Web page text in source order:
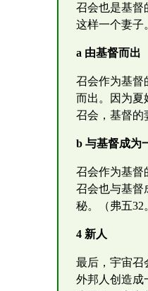
召会也是基督
这样一个妻子
a 由基督而出
召会作为基督
而出。因为夏
召会，基督的
b 与基督成为
召会作为基督
召会也与基督
秘。（弗五32
4 新人
最后，宇宙召
外邦人创造成